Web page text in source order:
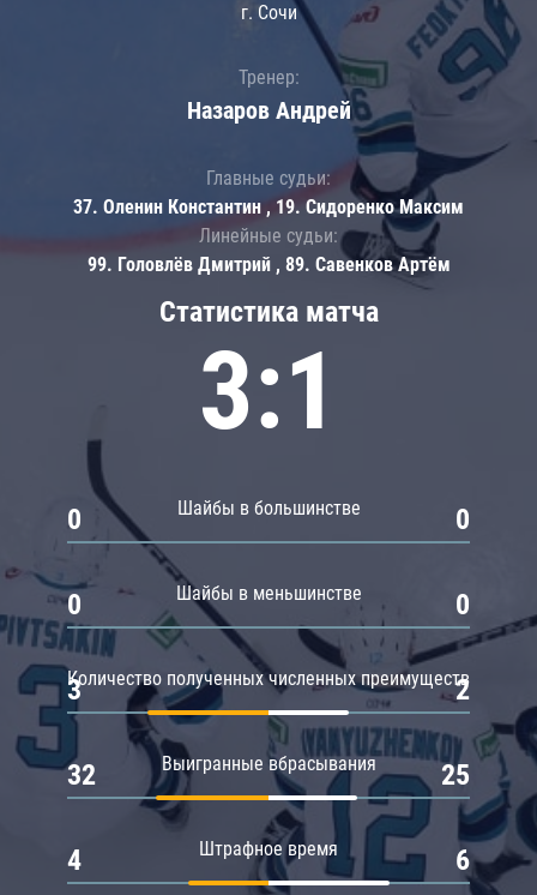
Статистика матча
3:1
Шайбы в большинстве
0 0
Шайбы в меньшинстве
0 0
Количество полученных численных преимуществ
3 2
Выигранные вбрасывания
32 25
Штрафное время
4 6
г. Сочи
Тренер:
Назаров Андрей
Главные судьи:
37. Оленин Константин , 19. Сидоренко Максим
Линейные судьи:
99. Головлёв Дмитрий , 89. Савенков Артём